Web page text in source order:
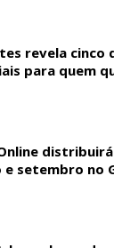
revela cinco
para quem
setembro no